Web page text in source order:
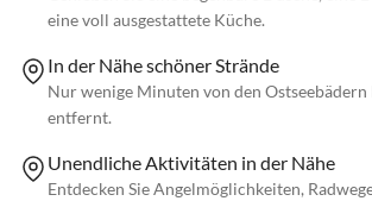
eine voll ausgestattete Küche.
In der Nähe schöner Strände
Nur wenige Minuten von den Ostseebädern
entfernt.
Unendliche Aktivitäten in der Nähe
Entdecken Sie Angelmöglichkeiten,